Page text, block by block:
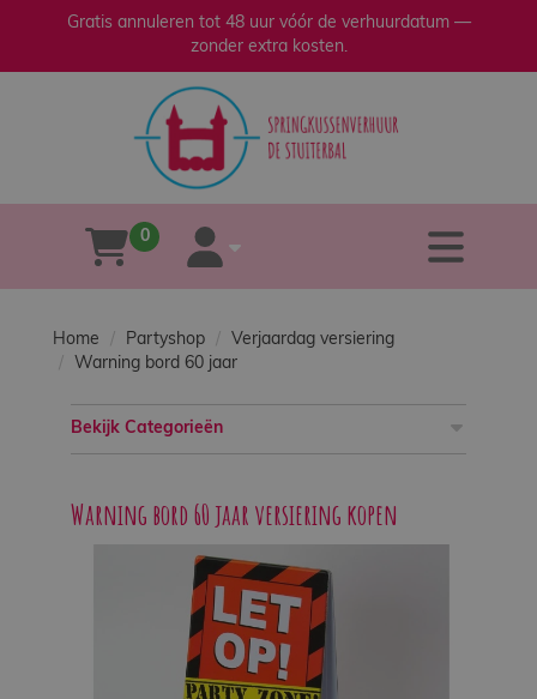
Gratis annuleren tot 48 uur vóór de verhuurdatum —
zonder extra kosten.
winkelwagen
0
account
×sluiten
Verkoop
Over
Veilig
Home Partyshop
Verjaardag versiering
Warning bord 60 jaar
Bekijk Categorieën
Warning bord 60 jaar versiering kopen